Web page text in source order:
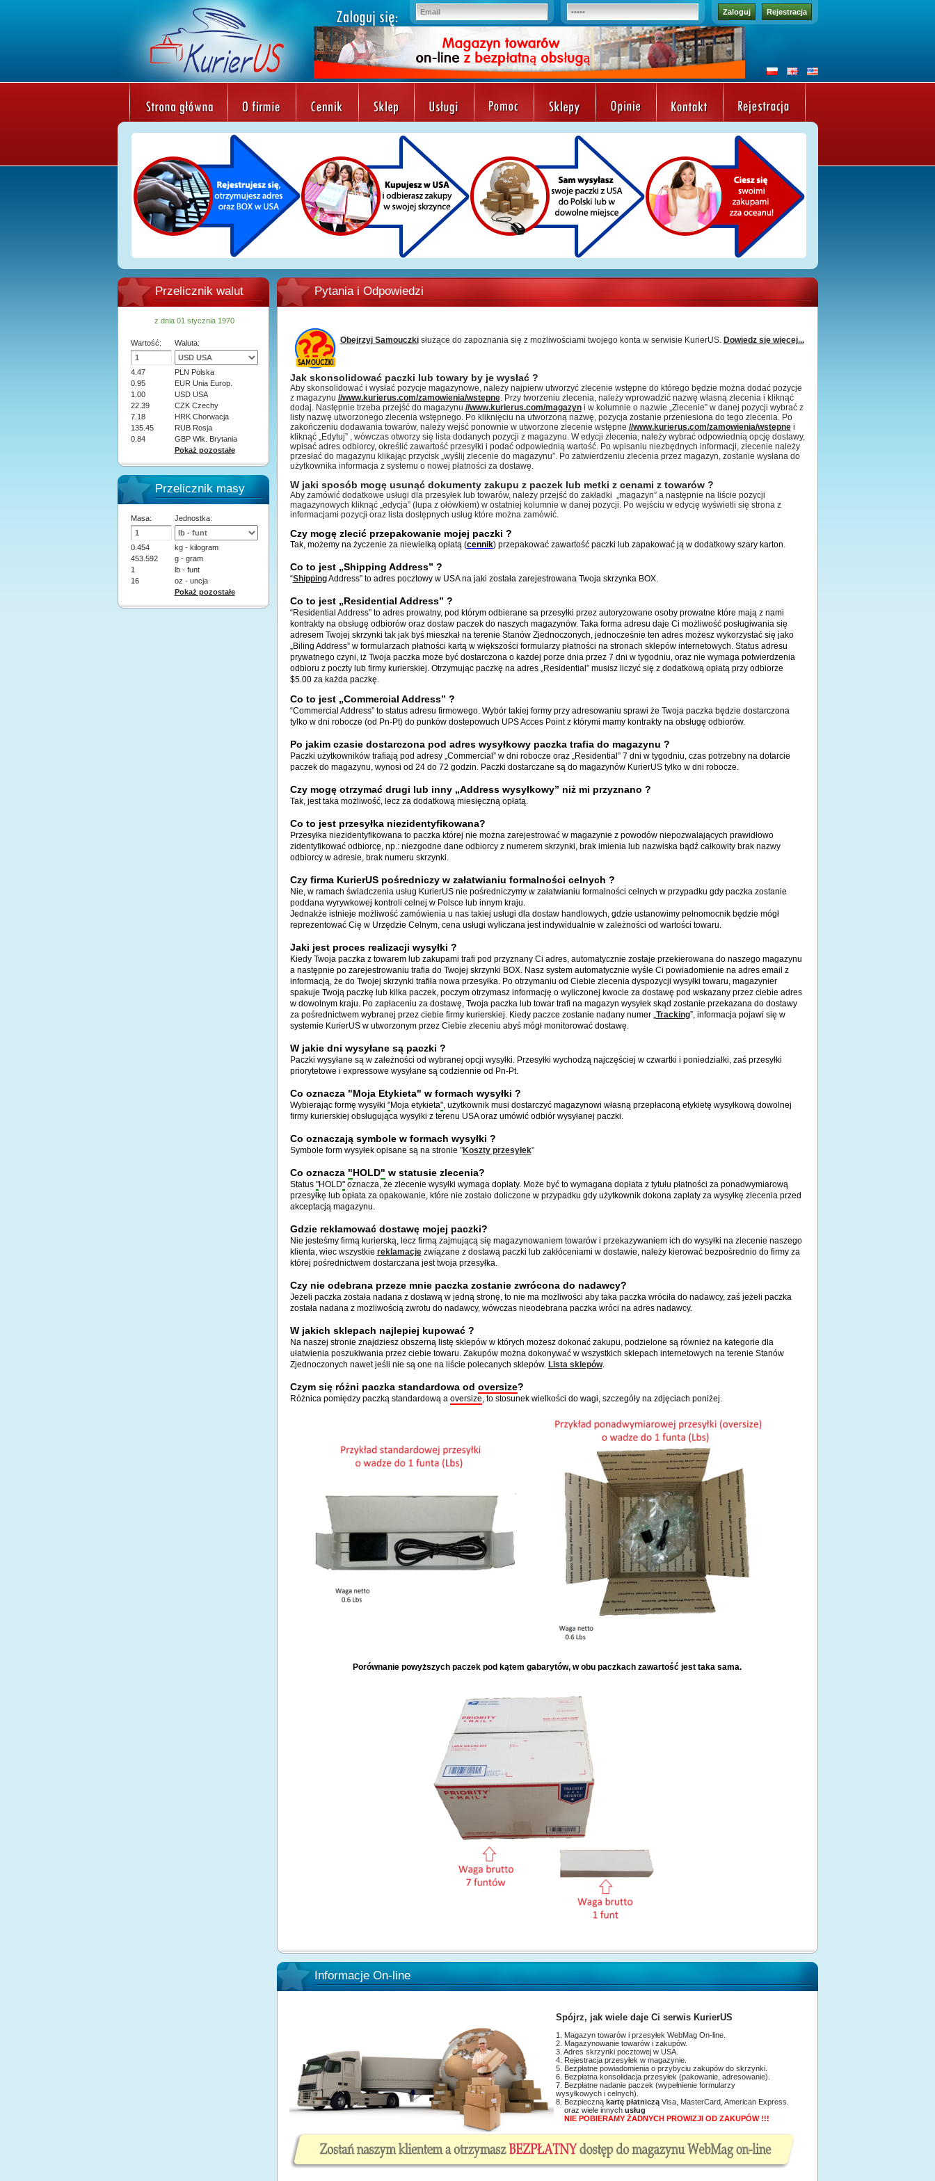
Zaloguj Rejestracja
Przelicznik walut
z dnia 01 stycznia 1970
Wartość: Waluta:
4.47
PLN Polska
0.95
EUR Unia Europ.
1.00
USD USA
22.39
CZK Czechy
7.18
HRK Chorwacja
135.45
RUB Rosja
0.84
GBP Wlk. Brytania
Pokaż pozostałe
Pytania i Odpowiedzi
Obejrzyj Samouczkisłużące do zapoznania się z możliwościami twojego konta w serwisie KurierUS. Dowiedz się więcej...
Jak skonsolidować paczki lub towary by je wysłać ?
Aby skonsolidować i wysłać pozycje magazynowe, należy najpierw utworzyć zlecenie wstępne do którego będzie można dodać pozycje
z magazynu //www.kurierus.com/zamowienia/wstepne. Przy tworzeniu zlecenia, należy wprowadzić nazwę własną zlecenia i kliknąć
dodaj. Następnie trzeba przejść do magazynu //www.kurierus.com/magazyni w kolumnie o nazwie „Zlecenie” w danej pozycji wybrać z
listy nazwę utworzonego zlecenia wstępnego. Po kliknięciu na utworzoną nazwę, pozycja zostanie przeniesiona do tego zlecenia. Po
zakończeniu dodawania towarów, należy wejść ponownie w utworzone zlecenie wstępne //www.kurierus.com/zamowienia/wstepnei
kliknąć „Edytuj” , wówczas otworzy się lista dodanych pozycji z magazynu. W edycji zlecenia, należy wybrać odpowiednią opcję dostawy,
wpisać adres odbiorcy, określić zawartość przesyłki i podać odpowiednią wartość. Po wpisaniu niezbędnych informacji, zlecenie należy
przesłać do magazynu klikając przycisk „wyślij zlecenie do magazynu”. Po zatwierdzeniu zlecenia przez magazyn, zostanie wysłana do
użytkownika informacja z systemu o nowej płatności za dostawę.
W jaki sposób mogę usunąć dokumenty zakupu z paczek lub metki z cenami z towarów ?
Aby zamówić dodatkowe usługi dla przesyłek lub towarów, należy przejść do zakładki „magazyn” a następnie na liście pozycji
magazynowych kliknąć „edycja” (lupa z ołówkiem) w ostatniej kolumnie w danej pozycji. Po wejściu w edycję wyświetli się strona z
informacjami pozycji oraz lista dostępnych usług które można zamówić.
Czy mogę zlecić przepakowanie mojej paczki ?
Tak, możemy na życzenie za niewielką opłatą(cennik) przepakować zawartość paczki lub zapakować ją w dodatkowy szary karton.
Co to jest „Shipping Address” ?
“ShippingAddress” to adres pocztowy w USA na jaki została zarejestrowana Twoja skrzynka BOX.
Co to jest „Residential Address” ?
“Residential Address” to adres prowatny, pod którym odbierane sa przesyłki przez autoryzowane osoby prowatne które mają z nami
kontrakty na obsługę odbiorów oraz dostaw paczek do naszych magazynów. Taka forma adresu daje Ci możliwość posługiwania się
adresem Twojej skrzynki tak jak byś mieszkał na terenie Stanów Zjednoczonych, jednocześnie ten adres możesz wykorzystać się jako
„Biling Address” w formularzach płatności kartą w większości formularzy płatności na stronach sklepów internetowych. Status adresu
prywatnego czyni, iż Twoja paczka może być dostarczona o każdej porze dnia przez 7 dni w tygodniu, oraz nie wymaga potwierdzenia
odbioru z poczty lub firmy kurierskiej. Otrzymując paczkę na adres„Residential” musisz liczyć się z dodatkową opłatą przy odbiorze
$5.00 za każda paczkę.
Co to jest „Commercial Address” ?
“Commercial Address” to status adresu firmowego. Wybór takiej formy przy adresowaniu sprawi że Twoja paczka będzie dostarczona
tylko w dni robocze (od Pn-Pt) do punków dostepowuch UPS Acces Point z którymi mamy kontrakty na obsługę odbiorów.
Po jakim czasie dostarczona pod adres wysyłkowy paczka trafia do magazynu ?
Paczki użytkowników trafiają pod adresy „Commercial” w dni robocze oraz „Residential” 7 dni w tygodniu, czas potrzebny na dotarcie
paczek do magazynu, wynosi od 24 do 72 godzin. Paczki dostarczane są do magazynów KurierUS tylko w dni robocze.
Czy mogę otrzymać drugi lub inny „Address wysyłkowy” niż mi przyznano ?
Tak, jest taka możliwość, lecz za dodatkową miesięczną opłatą.
Co to jest przesyłka niezidentyfikowana?
Przesyłka niezidentyfikowana to paczka której nie można zarejestrować w magazynie z powodów niepozwalających prawidłowo
zidentyfikować odbiorcę, np.: niezgodne dane odbiorcy z numerem skrzynki, brak imienia lub nazwiska bądź całkowity brak nazwy
odbiorcy w adresie, brak numeru skrzynki.
Czy firma KurierUS pośredniczy w załatwianiu formalności celnych ?
Nie, w ramach świadczenia usług KurierUS nie pośredniczymy w załatwianiu formalności celnych w przypadku gdy paczka zostanie
poddana wyrywkowej kontroli celnej w Polsce lub innym kraju.
Jednakże istnieje możliwość zamówienia u nas takiej usługi dla dostaw handlowych, gdzie ustanowimy pełnomocnik będzie mógł
reprezentować Cię w Urzędzie Celnym, cena usługi wyliczana jest indywidualnie w zależności od wartości towaru.
Jaki jest proces realizacji wysyłki ?
Kiedy Twoja paczka z towarem lub zakupami trafi pod przyznany Ci adres, automatycznie zostaje przekierowana do naszego magazynu
a następnie po zarejestrowaniu trafia do Twojej skrzynki BOX. Nasz system automatycznie wyśle Ci powiadomienie na adres email z
informacją, że do Twojej skrzynki trafiła nowa przesyłka. Po otrzymaniu od Ciebie zlecenia dyspozycji wysyłki towaru, magazynier
spakuje Twoją paczkę lub kilka paczek, poczym otrzymasz informację o wyliczonej kwocie za dostawę pod wskazany przez ciebie adres
w dowolnym kraju. Po zapłaceniu za dostawę, Twoja paczka lub towar trafi na magazyn wysyłek skąd zostanie przekazana do dostawy
za pośrednictwem wybranej przez ciebie firmy kurierskiej. Kiedy paczce zostanie nadany numer „Tracking”, informacja pojawi się w
systemie KurierUS w utworzonym przez Ciebie zleceniu abyś mógł monitorować dostawę.
W jakie dni wysyłane są paczki ?
Paczki wysyłane są w zależności od wybranej opcji wysyłki. Przesyłki wychodzą najczęściej w czwartki i poniedziałki, zaś przesyłki
priorytetowe i expressowe wysyłane są codziennie od Pn-Pt.
Co oznacza "Moja Etykieta" w formach wysyłki ?
Wybierając formę wysyłki "Moja etykieta", użytkownik musi dostarczyć magazynowi własną przepłaconą etykietę wysyłkową dowolnej
firmy kurierskiej obsługująca wysyłki z terenu USA oraz umówić odbiór wysyłanej paczki.
Co oznaczają symbole w formach wysyłki ?
Symbole form wysyłek opisane są na stronie "Koszty przesyłek"
Co oznacza "HOLD" w statusie zlecenia?
Status "HOLD"oznacza, że zlecenie wysyłki wymaga dopłaty. Może być to wymagana dopłata z tytułu płatności za ponadwymiarową
przesyłkę lub opłata za opakowanie, które nie zostało doliczone w przypadku gdy użytkownik dokona zapłaty za wysyłkę zlecenia przed
akceptacją magazynu.
Gdzie reklamować dostawę mojej paczki?
Nie jesteśmy firmą kurierską, lecz firmą zajmującą się magazynowaniem towarów i przekazywaniem ich do wysyłki na zlecenie naszego
klienta, wiec wszystkie reklamacjezwiązane z dostawą paczki lub zakłóceniami w dostawie, należy kierować bezpośrednio do firmy za
której pośrednictwem dostarczana jest twoja przesyłka.
Czy nie odebrana przeze mnie paczka zostanie zwrócona do nadawcy?
Jeżeli paczka została nadana z dostawą w jedną stronę, to nie ma możliwości aby taka paczka wróciła do nadawcy, zaś jeżeli paczka
została nadana z możliwością zwrotu do nadawcy, wówczas nieodebrana paczka wróci na adres nadawcy.
W jakich sklepach najlepiej kupować ?
Na naszej stronie znajdziesz obszerną listę sklepów w których możesz dokonać zakupu, podzielone są również na kategorie dla
ułatwienia poszukiwania przez ciebie towaru. Zakupów można dokonywać w wszystkich sklepach internetowych na terenie Stanów
Zjednoczonych nawet jeśli nie są one na liście polecanych sklepów. Lista sklepów.
Czym się różni paczka standardowa od oversize?
Różnica pomiędzy paczką standardową a oversize, to stosunek wielkości do wagi, szczegóły na zdjęciach poniżej.
Porównanie powyższych paczek pod kątem gabarytów, w obu paczkach zawartość jest taka sama.
Przelicznik masy
Masa: Jednostka:
0.454
kg - kilogram
453.592
g - gram
1
lb - funt
16
oz - uncja
Pokaż pozostałe
Informacje On-line
Spójrz, jak wiele daje Ci serwis KurierUS
1. Magazyn towarów i przesyłek WebMag On-line.
2. Magazynowanie towarów i zakupów.
3. Adres skrzynki pocztowej w USA.
4. Rejestracja przesyłek w magazynie.
5. Bezpłatne powiadomienia o przybyciu zakupów do skrzynki.
6. Bezpłatna konsolidacja przesyłek (pakowanie, adresowanie).
7. Bezpłatne nadanie paczek (wypełnienie formularzy
wysyłkowych i celnych).
8. Bezpieczną kartę płatnicząVisa, MasterCard, American Express.
oraz wiele innych usług
NIE POBIERAMY ŻADNYCH PROWIZJI OD ZAKUPÓW !!!